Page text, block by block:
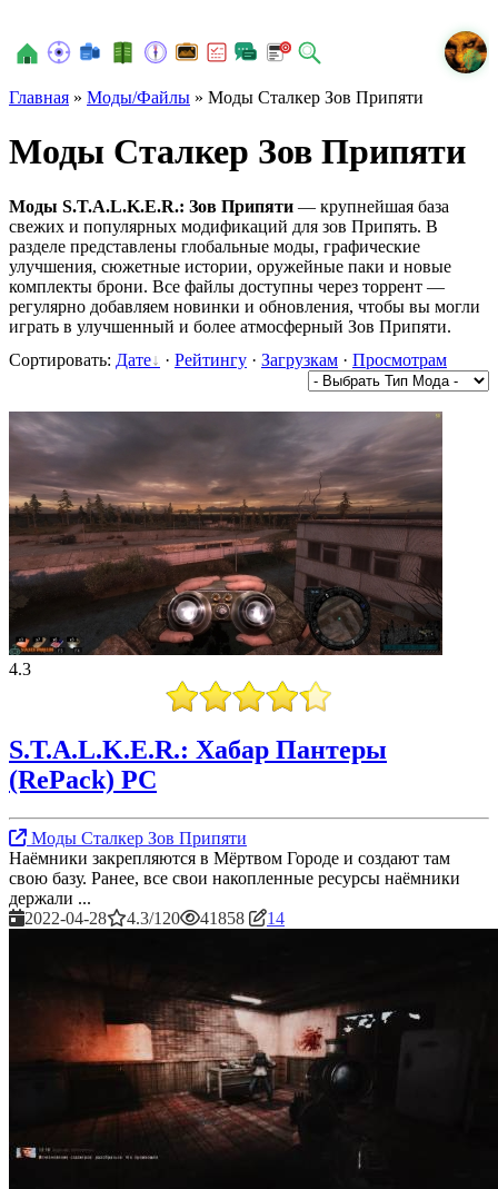
N
Главная » Моды/Файлы » Моды Сталкер Зов Припяти
Моды Сталкер Зов Припяти
Моды S.T.A.L.K.E.R.: Зов Припяти — крупнейшая база
свежих и популярных модификаций для зов Припять. В
разделе представлены глобальные моды, графические
улучшения, сюжетные истории, оружейные паки и новые
комплекты брони. Все файлы доступны через торрент —
регулярно добавляем новинки и обновления, чтобы вы могли
играть в улучшенный и более атмосферный Зов Припяти.
Сортировать: Дате · Рейтингу · Загрузкам · Просмотрам
4.3
S.T.A.L.K.E.R.: Хабар Пантеры
(RePack) PC
Моды Сталкер Зов Припяти
Наёмники закрепляются в Мёртвом Городе и создают там
свою базу. Ранее, все свои накопленные ресурсы наёмники
держали ...
2022-04-28
4.3/120 41858 14